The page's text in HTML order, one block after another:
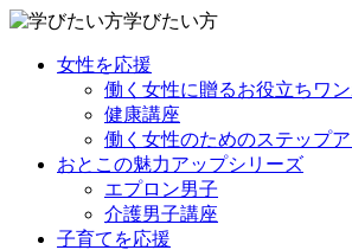
学びたい方
女性を応援
働く女性に贈るお役立ちワ
健康講座
働く女性のためのステップ
おとこの魅力アップシリーズ
エプロン男子
介護男子講座
子育てを応援